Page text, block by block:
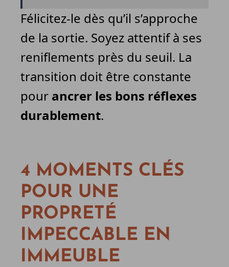
Félicitez-le dès qu’il s’approche
de la sortie. Soyez attentif à ses
reniflements près du seuil. La
transition doit être constante
pour ancrer les bons réflexes
durablement.
4 MOMENTS CLÉS
POUR UNE
PROPRETÉ
IMPECCABLE EN
IMMEUBLE